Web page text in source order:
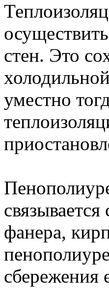
стен. Это
уместно
фанера,
сбережения